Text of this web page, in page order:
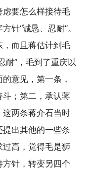
要怎么样接待毛
针“诚恳、忍耐”。
而且蒋估计到毛
耐”，毛到了重庆以
意见，第一条，
；第二，承认蒋
两条蒋介石当时
出其他的一些条
高，觉得毛是狮
针，转变另四个